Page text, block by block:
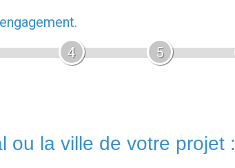
4 5
ou la ville de votre projet :